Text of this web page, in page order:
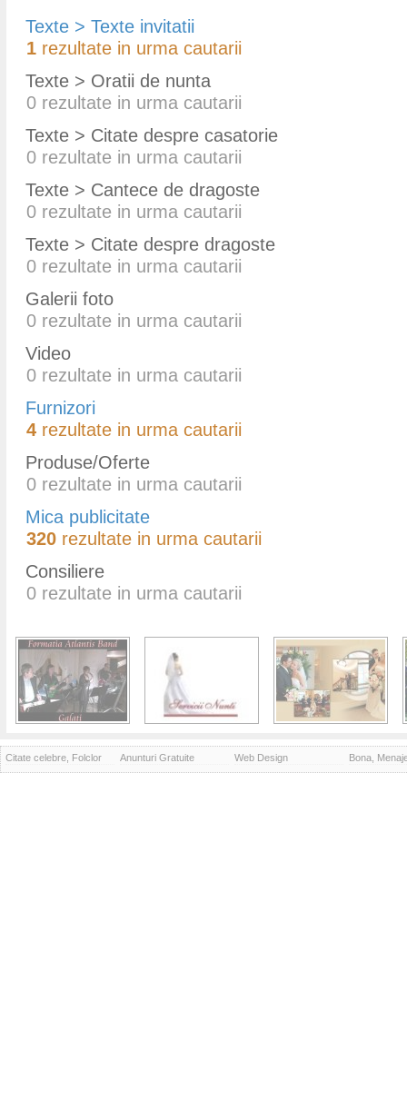
Texte > Texte invitatii
1 rezultate in urma cautarii
Texte > Oratii de nunta
0 rezultate in urma cautarii
Texte > Citate despre casatorie
0 rezultate in urma cautarii
Texte > Cantece de dragoste
0 rezultate in urma cautarii
Texte > Citate despre dragoste
0 rezultate in urma cautarii
Galerii foto
0 rezultate in urma cautarii
Video
0 rezultate in urma cautarii
Furnizori
4 rezultate in urma cautarii
Produse/Oferte
0 rezultate in urma cautarii
Mica publicitate
320 rezultate in urma cautarii
Consiliere
0 rezultate in urma cautarii
Citate celebre, Folclor Anunturi Gratuite Web Design Bona,